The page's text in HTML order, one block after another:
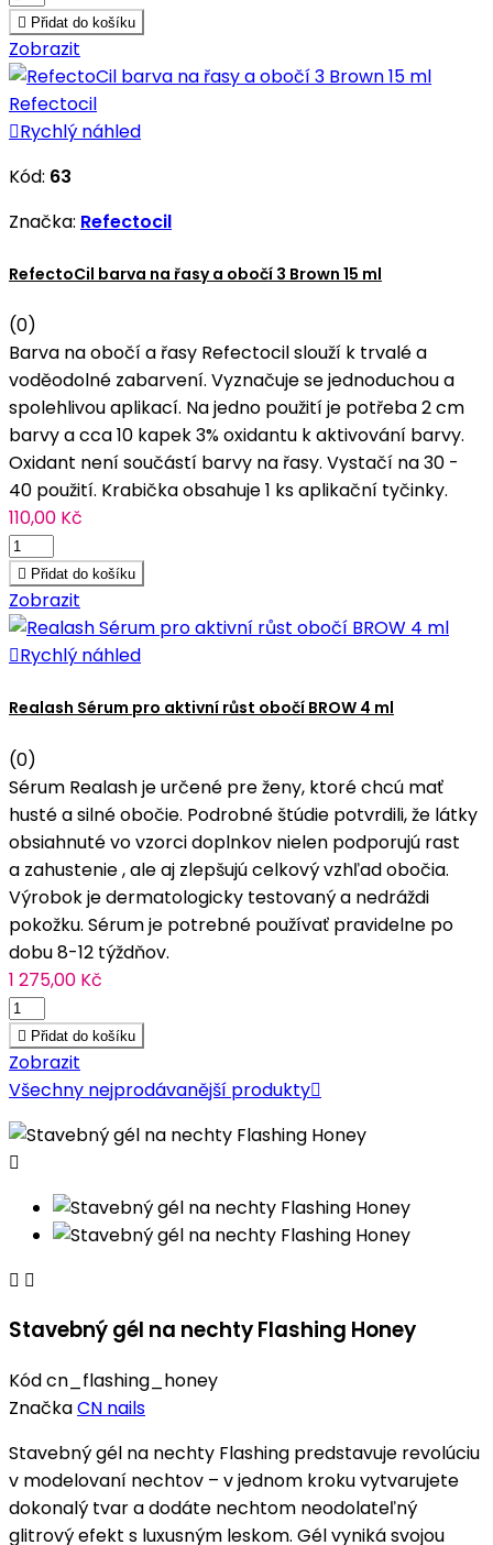
 Přidat do košíku
Zobrazit
Rychlý náhled
Kód: 63
Značka: Refectocil
RefectoCil barva na řasy a obočí 3 Brown 15 ml
(0)
Barva na obočí a řasy Refectocil slouží k trvalé a
voděodolné zabarvení. Vyznačuje se jednoduchou a
spolehlivou aplikací. Na jedno použití je potřeba 2 cm
barvy a cca 10 kapek 3% oxidantu k aktivování barvy.
Oxidant není součástí barvy na řasy. Vystačí na 30 -
40 použití. Krabička obsahuje 1 ks aplikační tyčinky.
110,00 Kč
 Přidat do košíku
Zobrazit
Rychlý náhled
Realash Sérum pro aktivní růst obočí BROW 4 ml
(0)
Sérum Realash je určené pre ženy, ktoré chcú mať
husté a silné obočie. Podrobné štúdie potvrdili, že látky
obsiahnuté vo vzorci doplnkov nielen podporujú rast
a zahustenie , ale aj zlepšujú celkový vzhľad obočia.
Výrobok je dermatologicky testovaný a nedráždi
pokožku. Sérum je potrebné používať pravidelne po
dobu 8-12 týždňov.
1 275,00 Kč
 Přidat do košíku
Zobrazit
Všechny nejprodávanější produkty

 
Stavebný gél na nechty Flashing Honey
Kódcn_flashing_honey
ZnačkaCN nails
Stavebný gél na nechty Flashing predstavuje revolúciu
v modelovaní nechtov – v jednom kroku vytvarujete
dokonalý tvar a dodáte nechtom neodolateľný
glitrový efekt s luxusným leskom. Gél vyniká svojou